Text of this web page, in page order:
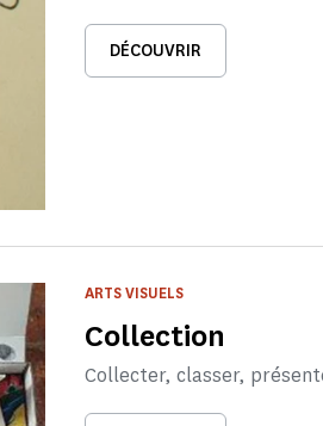
DÉCOUVRIR
Collection
ARTS VISUELS
Collecter, classer,